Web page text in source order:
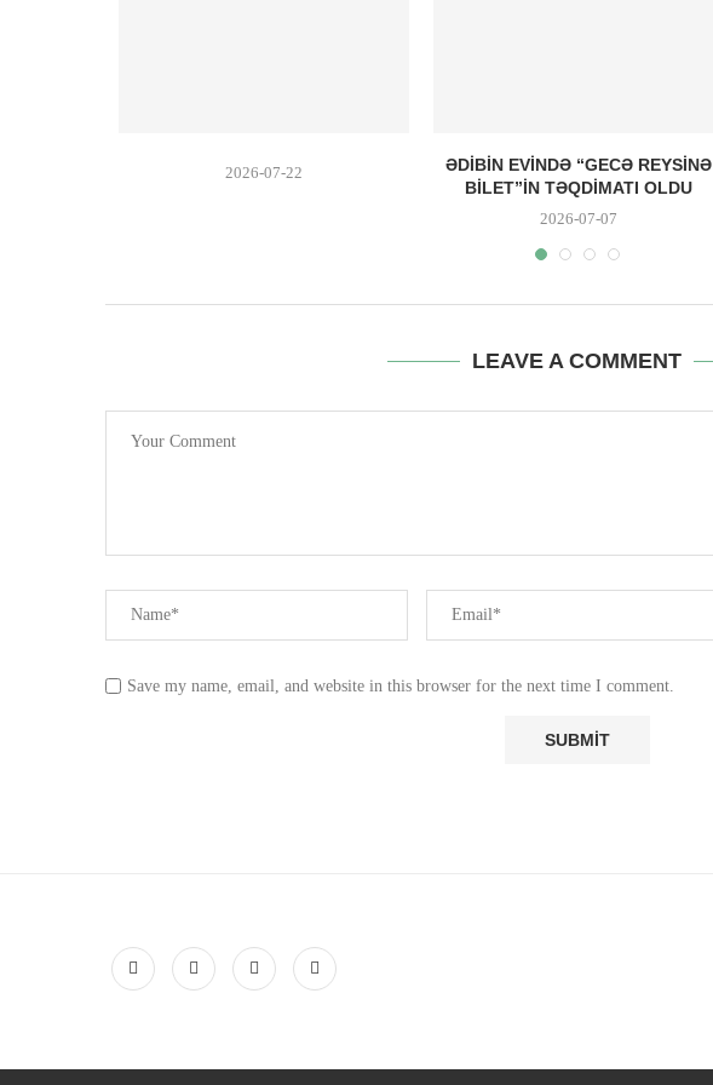
2026-07-22
ƏDIBIN EVINDƏ “GECƏ REYSINƏ
BILET”IN TƏQDIMATI OLDU
2026-07-07
LEAVE A COMMENT
Save my name, email, and website in this browser for the next time I comment.